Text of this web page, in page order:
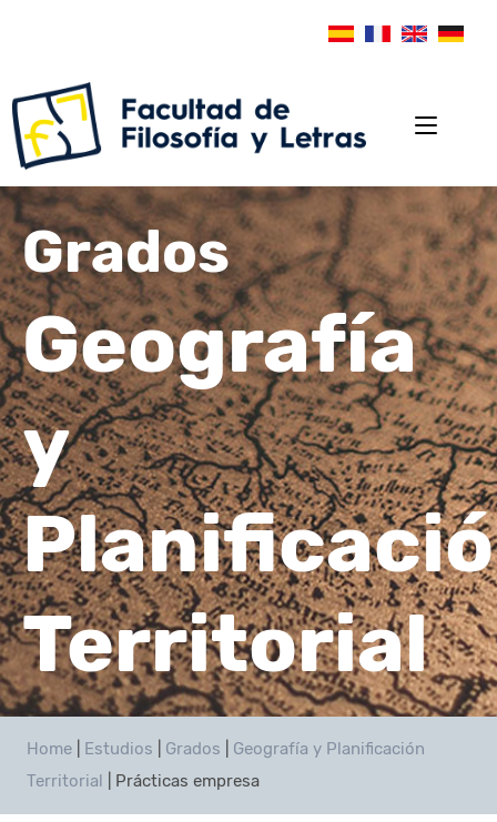
Grados
Geografía
y
Territorial
Home Estudios Grados
Geografía y Planificación
Territorial
Prácticas empresa